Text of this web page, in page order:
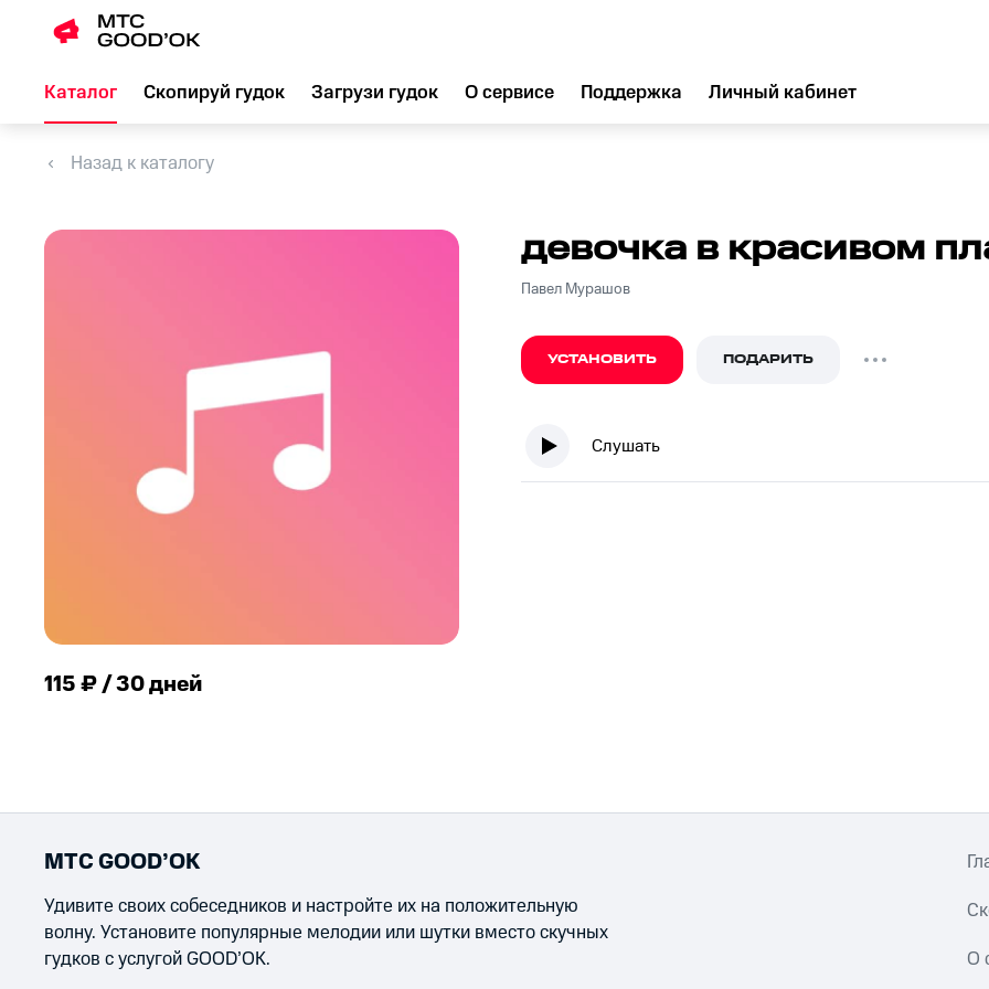
Каталог Скопируй гудок Загрузи гудок О сервисе Поддержка Личный кабинет
Назад к каталогу
115 ₽ / 30 дней
девочка в красивом
Павел Мурашов
УСТАНОВИТЬ ПОДАРИТЬ
Слушать
МТС GOOD’OK
Удивите своих собеседников и настройте их на положительную
волну. Установите популярные мелодии или шутки вместо скучных
гудков с услугой GOOD’OK.
О